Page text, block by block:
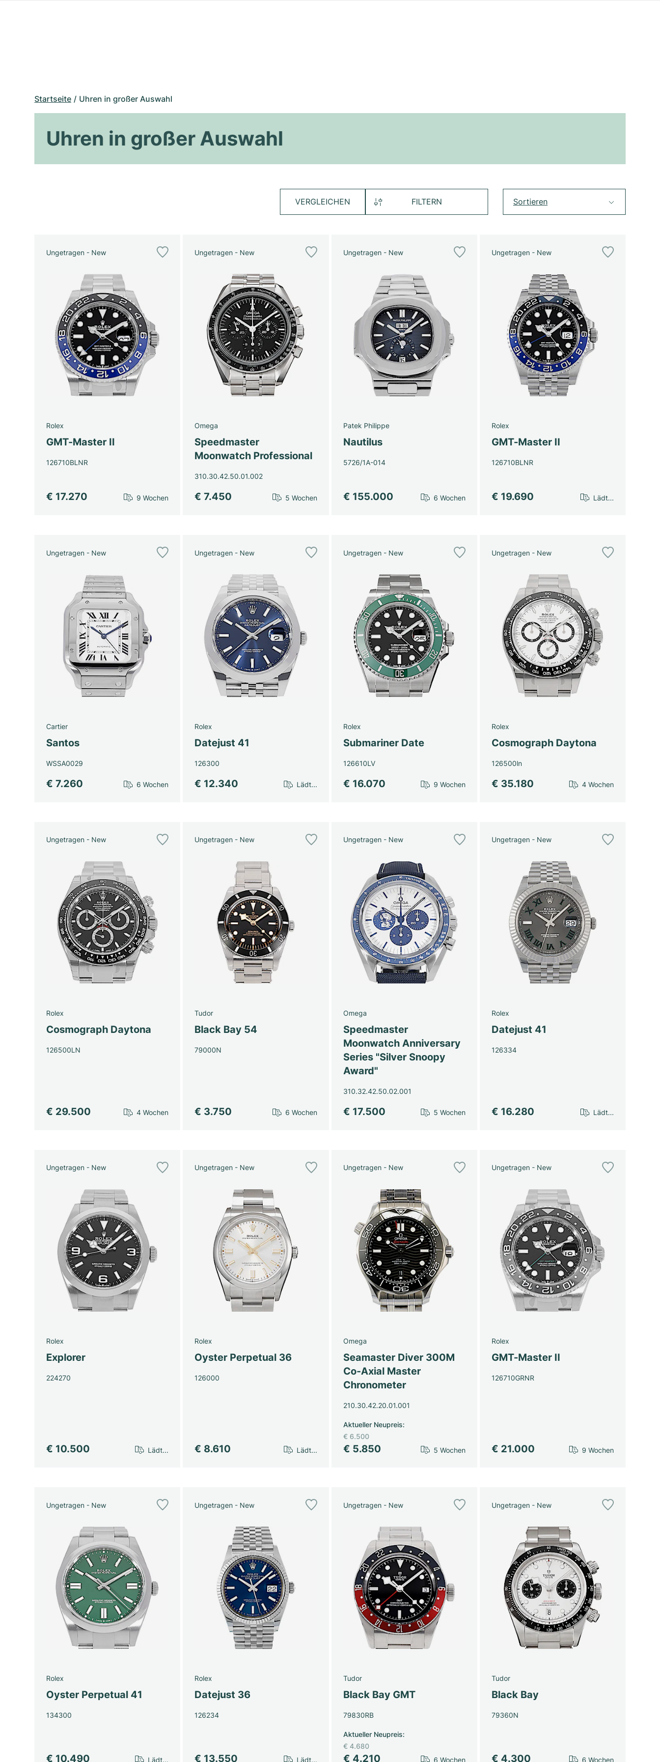
Startseite Uhren in großer Auswahl
Uhren in großer Auswahl
VERGLEICHEN FILTERN Sortieren
Ungetragen - New
Rolex
GMT-Master II
126710BLNR
€ 17.270 9 Wochen
Ungetragen - New
Omega
Speedmaster
Moonwatch Professional
310.30.42.50.01.002
€ 7.450 5 Wochen
Ungetragen - New
Patek Philippe
Nautilus
5726/1A-014
€ 155.000 6 Wochen
Ungetragen - New
Rolex
GMT-Master II
126710BLNR
€ 19.690 Lädt...
Ungetragen - New
Cartier
Santos
WSSA0029
€ 7.260 6 Wochen
Ungetragen - New
Rolex
Datejust 41
126300
€ 12.340 Lädt...
Ungetragen - New
Rolex
Submariner Date
126610LV
€ 16.070 9 Wochen
Ungetragen - New
Rolex
Cosmograph Daytona
126500ln
€ 35.180 4 Wochen
Ungetragen - New
Rolex
Cosmograph Daytona
126500LN
€ 29.500 4 Wochen
Ungetragen - New
Tudor
Black Bay 54
79000N
€ 3.750 6 Wochen
Ungetragen - New
Omega
Speedmaster
Moonwatch Anniversary
Series "Silver Snoopy
Award"
310.32.42.50.02.001
€ 17.500 5 Wochen
Ungetragen - New
Rolex
Datejust 41
126334
€ 16.280 Lädt...
Ungetragen - New
Rolex
Explorer
224270
€ 10.500 Lädt...
Ungetragen - New
Rolex
Oyster Perpetual 36
126000
€ 8.610 Lädt...
Ungetragen - New
Omega
Seamaster Diver 300M
Co-Axial Master
Chronometer
210.30.42.20.01.001
€ 5.850
Aktueller Neupreis:
€ 6.500
5 Wochen
Ungetragen - New
Rolex
GMT-Master II
126710GRNR
€ 21.000 9 Wochen
Ungetragen - New
Rolex
Oyster Perpetual 41
134300
€ 10.490 Lädt...
Ungetragen - New
Rolex
Datejust 36
126234
€ 13.550 Lädt...
Ungetragen - New
Tudor
Black Bay GMT
79830RB
€ 4.210
Aktueller Neupreis:
€ 4.680
6 Wochen
Ungetragen - New
Tudor
Black Bay
79360N
€ 4.300 6 Wochen